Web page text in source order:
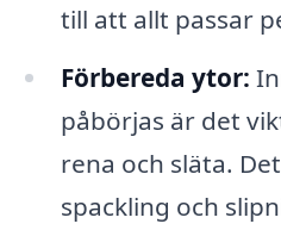
till att allt passar
Förbereda ytor:
påbörjas är det
rena och släta.
spackling och